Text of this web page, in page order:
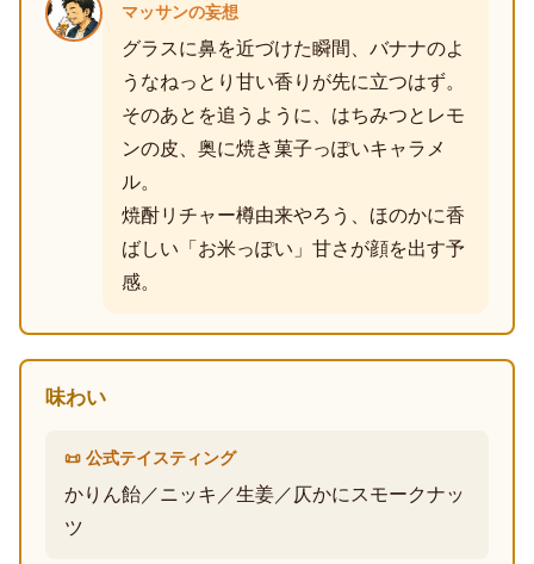
マッサンの妄想
グラスに鼻を近づけた瞬間、バナナのよ
うなねっとり甘い香りが先に立つはず。
そのあとを追うように、はちみつとレモ
ンの皮、奥に焼き菓子っぽいキャラメ
ル。
焼酎リチャー樽由来やろう、ほのかに香
ばしい「お米っぽい」甘さが顔を出す予
感。
味わい
📜 公式テイスティング
かりん飴／ニッキ／生姜／仄かにスモークナッ
ツ